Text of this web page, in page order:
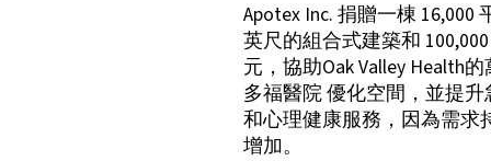
Apotex Inc. 捐贈一棟 16,000
英尺的組合式建築和
元，協助Oak Valley Health
多福醫院 優化空間，並提升
和心理健康服務，因為需求
增加。